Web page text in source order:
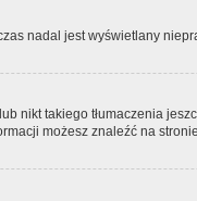
nadal jest wyświetlany
nikt takiego tłumaczenia
możesz znaleźć na